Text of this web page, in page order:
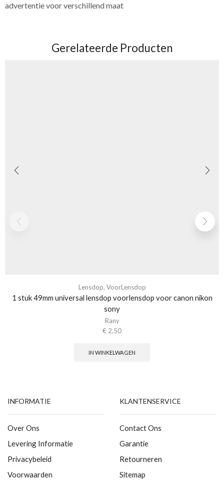
advertentie voor verschillend maat
Gerelateerde Producten
Lensdop, VoorLensdop
1 stuk 49mm universal lensdop voorlensdop voor canon nikon
sony
Rany
€ 2,50
IN WINKELWAGEN
INFORMATIE
Over Ons
Levering Informatie
Privacybeleid
Voorwaarden
KLANTENSERVICE
Contact Ons
Garantie
Retourneren
Sitemap